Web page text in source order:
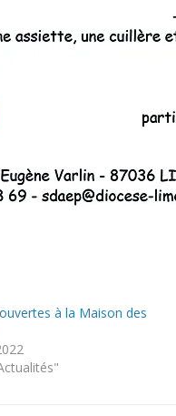
à la Maison des